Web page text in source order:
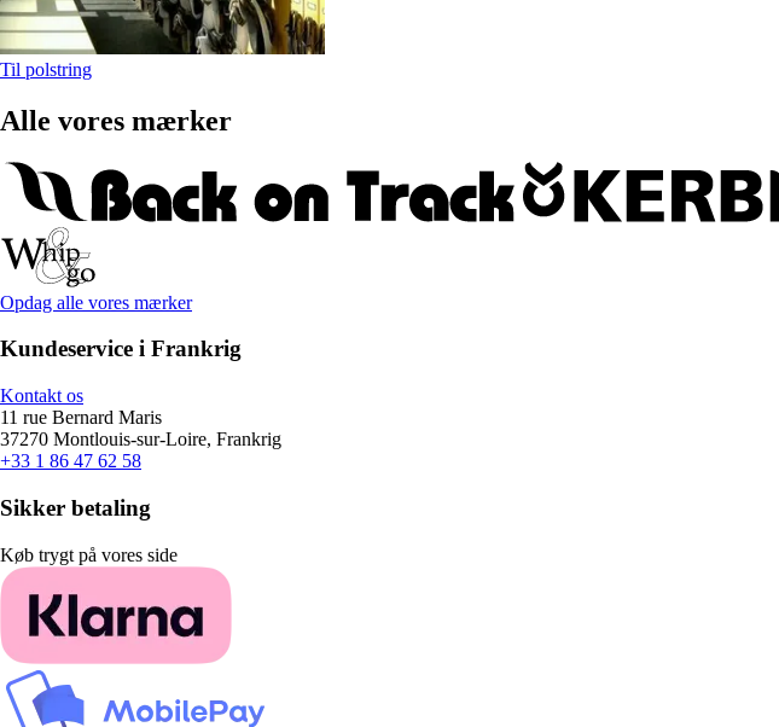
Til polstring
Alle vores mærker
Opdag alle vores mærker
Kundeservice i Frankrig
Kontakt os
11 rue Bernard Maris
37270 Montlouis-sur-Loire, Frankrig
+33 1 86 47 62 58
Sikker betaling
Køb trygt på vores side